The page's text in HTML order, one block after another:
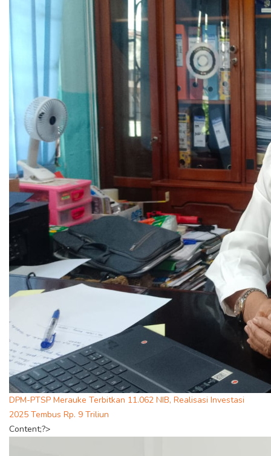
DPM-PTSP Merauke Terbitkan 11.062 NIB, Realisasi Investasi
2025 Tembus Rp. 9 Triliun
Content;?>